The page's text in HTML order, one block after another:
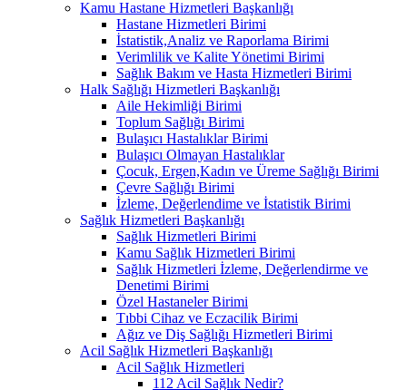
Kamu Hastane Hizmetleri Başkanlığı
Hastane Hizmetleri Birimi
İstatistik,Analiz ve Raporlama Birimi
Verimlilik ve Kalite Yönetimi Birimi
Sağlık Bakım ve Hasta Hizmetleri Birimi
Halk Sağlığı Hizmetleri Başkanlığı
Aile Hekimliği Birimi
Toplum Sağlığı Birimi
Bulaşıcı Hastalıklar Birimi
Bulaşıcı Olmayan Hastalıklar
Çocuk, Ergen,Kadın ve Üreme Sağlığı Birimi
Çevre Sağlığı Birimi
İzleme, Değerlendime ve İstatistik Birimi
Sağlık Hizmetleri Başkanlığı
Sağlık Hizmetleri Birimi
Kamu Sağlık Hizmetleri Birimi
Sağlık Hizmetleri İzleme, Değerlendirme ve
Denetimi Birimi
Özel Hastaneler Birimi
Tıbbi Cihaz ve Eczacilik Birimi
Ağız ve Diş Sağlığı Hizmetleri Birimi
Acil Sağlık Hizmetleri Başkanlığı
Acil Sağlık Hizmetleri
112 Acil Sağlık Nedir?